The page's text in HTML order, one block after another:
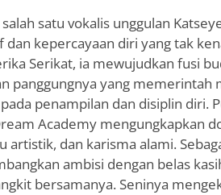
salah satu vokalis unggulan
dan kepercayaan diri yang tak
Serikat, ia mewujudkan fusi
panggungnya yang
penampilan dan disiplin diri.
Academy mengungkapkan
artistik, dan karisma alami.
ambisi dengan belas
bersamanya. Seninya